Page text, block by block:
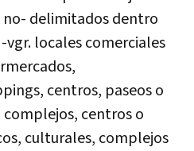
no- delimitados dentro
vgr. locales comerciales
centros, paseos o
centros o
culturales, complejos